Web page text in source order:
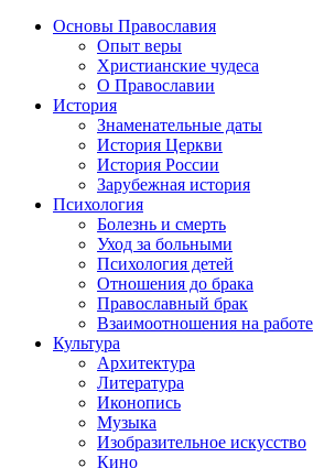
Основы Православия
Опыт веры
Христианские чудеса
О Православии
История
Знаменательные даты
История Церкви
История России
Зарубежная история
Психология
Болезнь и смерть
Уход за больными
Психология детей
Отношения до брака
Православный брак
Взаимоотношения на работе
Культура
Архитектура
Литература
Иконопись
Музыка
Изобразительное искусство
Кино